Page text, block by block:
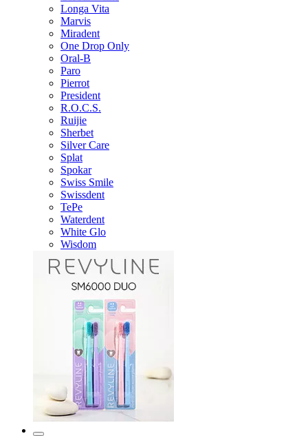
Longa Vita
Marvis
Miradent
One Drop Only
Oral-B
Paro
Pierrot
President
R.O.C.S.
Ruijie
Sherbet
Silver Care
Splat
Spokar
Swiss Smile
Swissdent
TePe
Waterdent
White Glo
Wisdom